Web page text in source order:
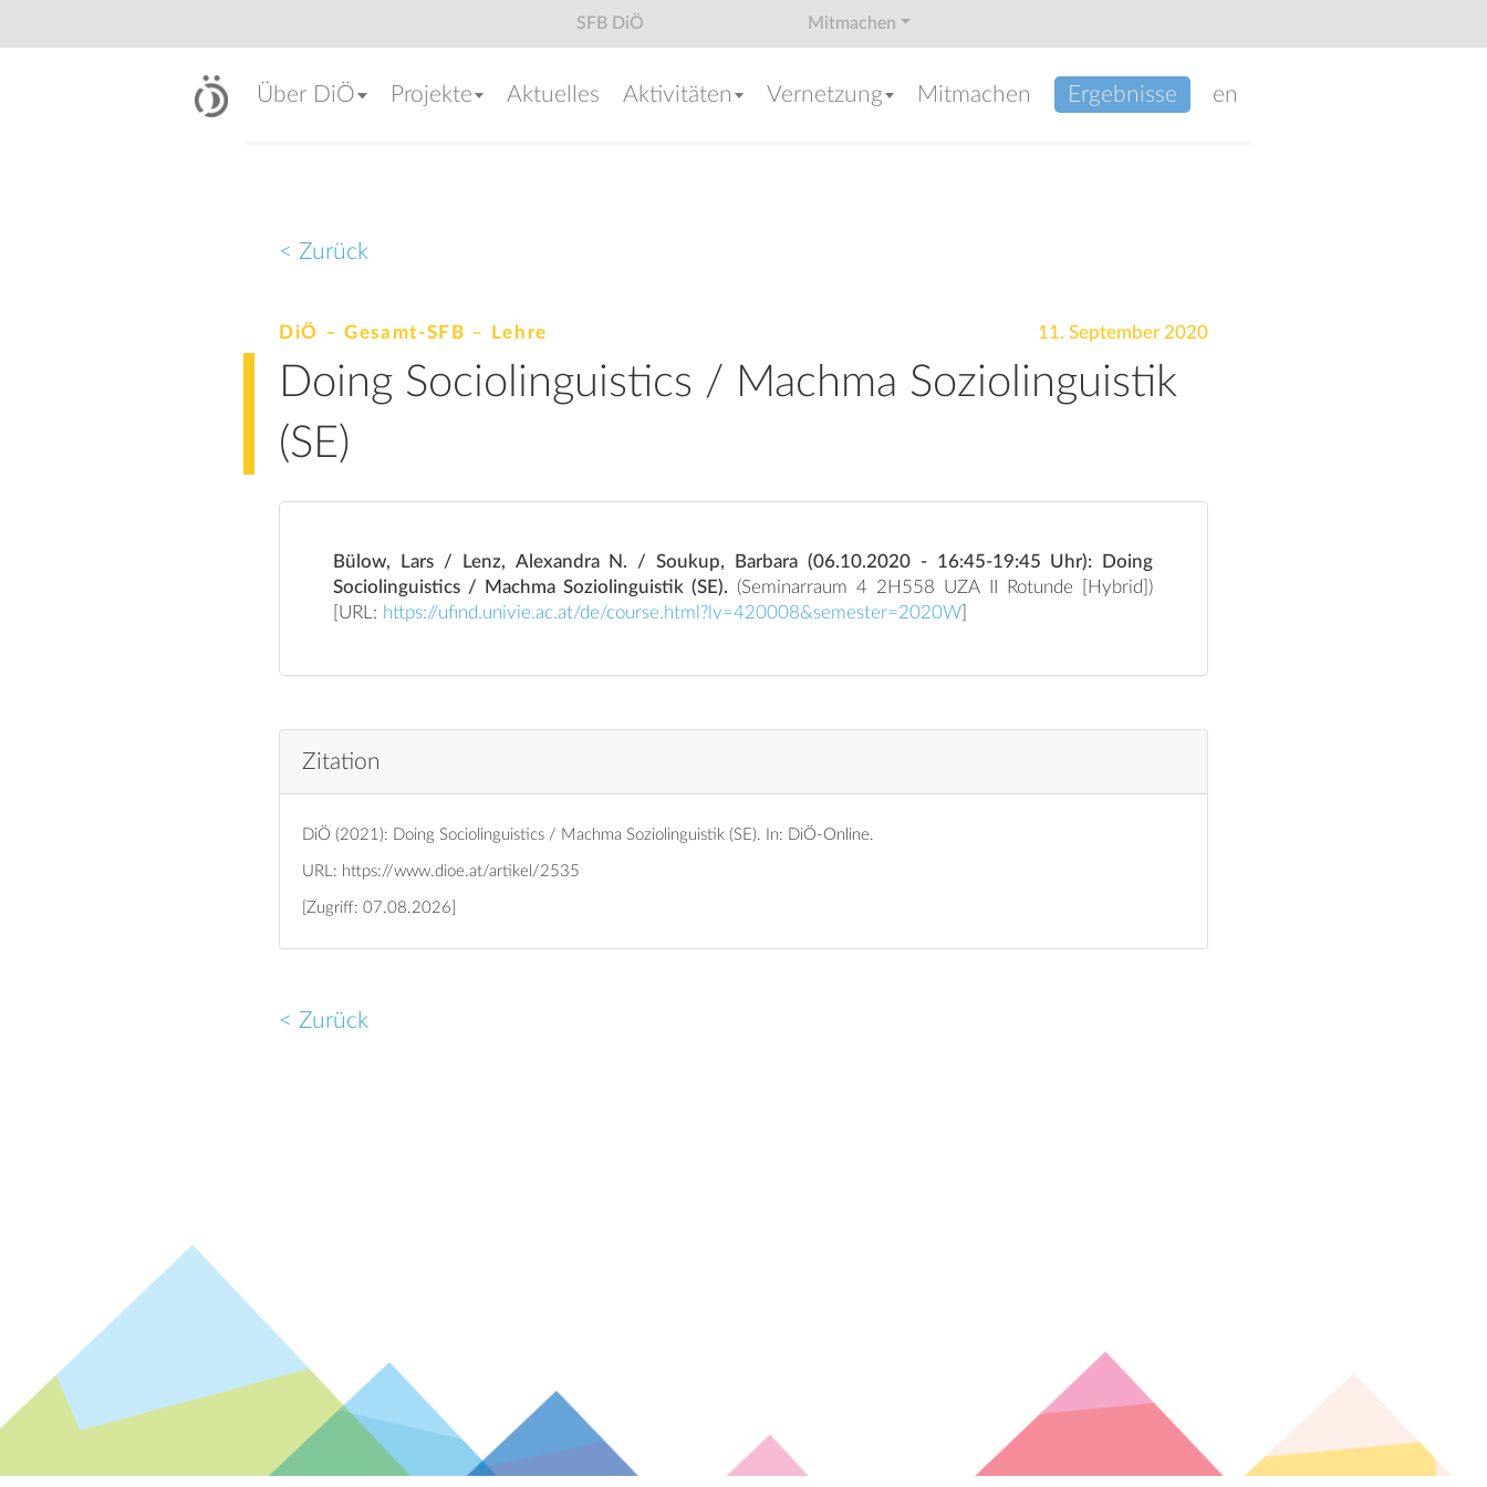
SFB DiÖ Mitmachen
Über DiÖ Projekte Aktuelles Aktivitäten Vernetzung Mitmachen Ergebnisse en
< Zurück
DiÖ – Gesamt-SFB – Lehre 11. September 2020
Doing Sociolinguistics / Machma Soziolinguistik
(SE)
Bülow, Lars / Lenz, Alexandra N. / Soukup, Barbara (06.10.2020 - 16:45-19:45 Uhr): Doing
Sociolinguistics / Machma Soziolinguistik (SE).
[URL: https://ufind.univie.ac.at/de/course.html?lv=420008&semester=2020W
Zitation
DiÖ (2021): Doing Sociolinguistics / Machma Soziolinguistik (SE). In: DiÖ-Online.
URL: https://www.dioe.at/artikel/2535
[Zugriff: 07.08.2026]
< Zurück